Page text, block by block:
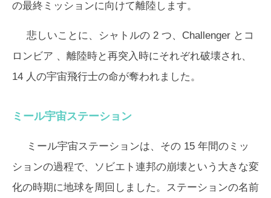
の最終ミッションに向けて離陸します。
悲しいことに、シャトルの 2 つ、 Challenger と コ
ロンビア 、離陸時と再突入時にそれぞれ破壊され、
14 人の宇宙飛行士の命が奪われました。
ミール宇宙ステーション
ミール宇宙ステーションは、その 15 年間のミッ
ションの過程で、ソビエト連邦の崩壊という大きな変
化の時期に地球を周回しました。ステーションの名前